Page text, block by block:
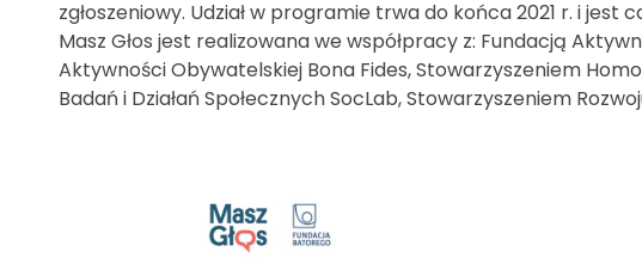
zgłoszeniowy. Udział w programie trwa do końca 2021 r. i jest
Masz Głos jest realizowana we współpracy z: Fundacją
Aktywności Obywatelskiej Bona Fides, Stowarzyszeniem
Badań i Działań Społecznych SocLab, Stowarzyszeniem